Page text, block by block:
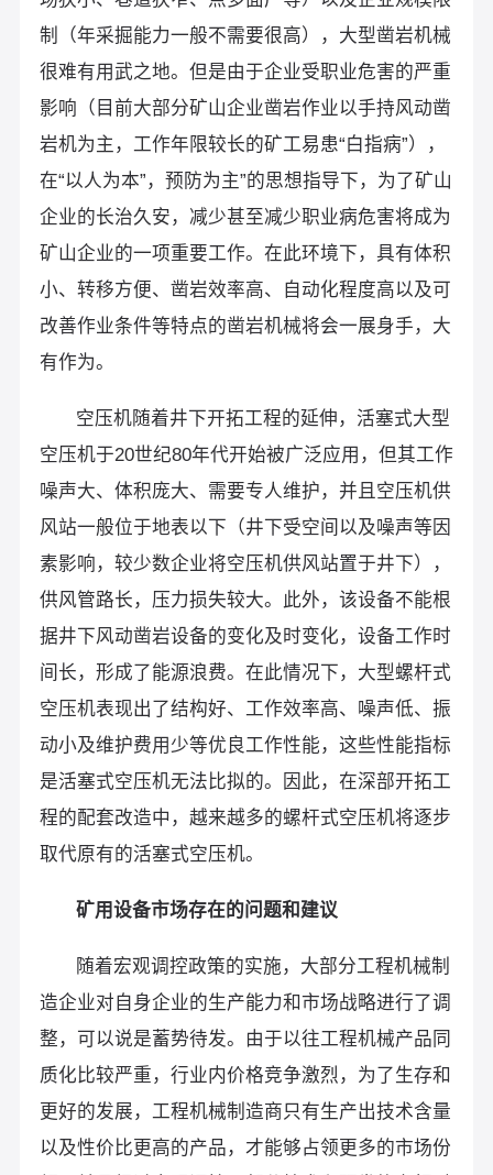
制（年采掘能力一般不需要很高），大型凿岩机械
很难有用武之地。但是由于企业受职业危害的严重
影响（目前大部分矿山企业凿岩作业以手持风动凿
岩机为主，工作年限较长的矿工易患“白指病”），
在“以人为本”，预防为主”的思想指导下，为了矿山
企业的长治久安，减少甚至减少职业病危害将成为
矿山企业的一项重要工作。在此环境下，具有体积
小、转移方便、凿岩效率高、自动化程度高以及可
改善作业条件等特点的凿岩机械将会一展身手，大
有作为。
空压机随着井下开拓工程的延伸，活塞式大型
空压机于20世纪80年代开始被广泛应用，但其工作
噪声大、体积庞大、需要专人维护，并且空压机供
风站一般位于地表以下（井下受空间以及噪声等因
素影响，较少数企业将空压机供风站置于井下），
供风管路长，压力损失较大。此外，该设备不能根
据井下风动凿岩设备的变化及时变化，设备工作时
间长，形成了能源浪费。在此情况下，大型螺杆式
空压机表现出了结构好、工作效率高、噪声低、振
动小及维护费用少等优良工作性能，这些性能指标
是活塞式空压机无法比拟的。因此，在深部开拓工
程的配套改造中，越来越多的螺杆式空压机将逐步
取代原有的活塞式空压机。
矿用设备市场存在的问题和建议
随着宏观调控政策的实施，大部分工程机械制
造企业对自身企业的生产能力和市场战略进行了调
整，可以说是蓄势待发。由于以往工程机械产品同
质化比较严重，行业内价格竞争激烈，为了生存和
更好的发展，工程机械制造商只有生产出技术含量
以及性价比更高的产品，才能够占领更多的市场份